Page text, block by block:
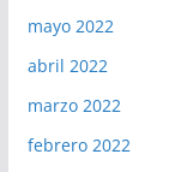
mayo 2022
abril 2022
marzo 2022
febrero 2022